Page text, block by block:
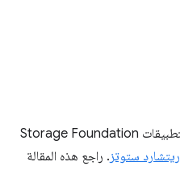
تم تحديد مواصفات واجهة برمجة التطبيقات Storage Foundation
ريتشارد ستوتز. راجع هذه المقالة